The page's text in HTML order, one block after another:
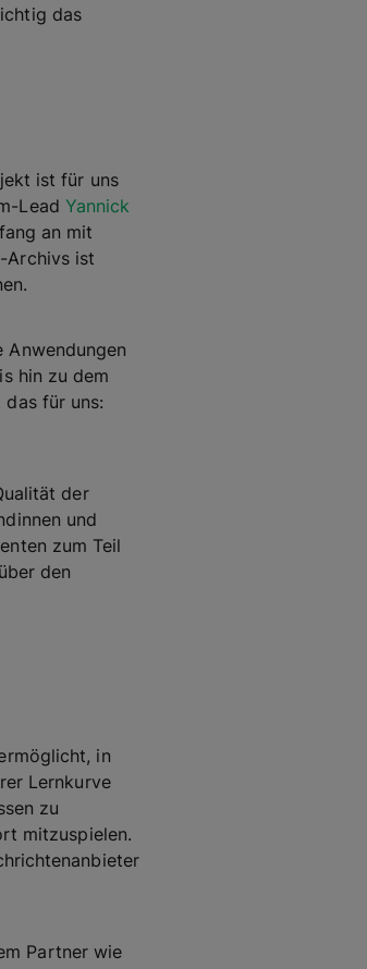
das
ist für uns
Lead Yannick
an mit
Archivs ist
Anwendungen
hin zu dem
für uns:
der
und
zum Teil
den
in
Lernkurve
zu
mitzuspielen.
Partner wie